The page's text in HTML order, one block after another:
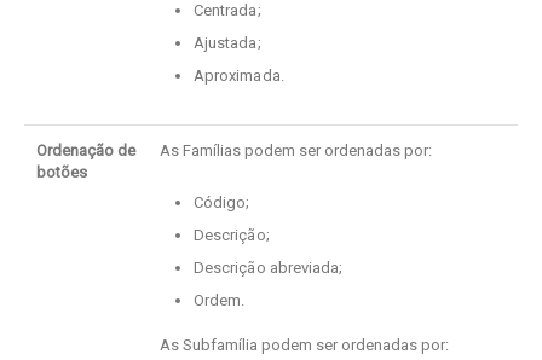
Centrada;
Ajustada;
Aproximada.
Ordenação de
botões
As Famílias podem ser ordenadas por:
Código;
Descrição;
Descrição abreviada;
Ordem.
As Subfamília podem ser ordenadas por: